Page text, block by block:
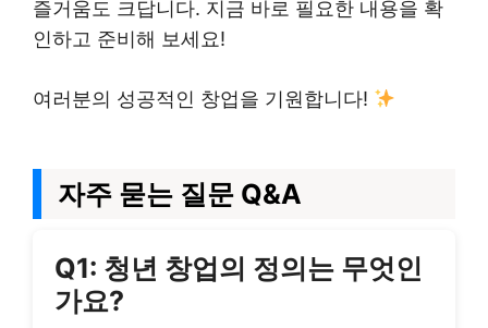
즐거움도 크답니다. 지금 바로 필요한 내용을 확
인하고 준비해 보세요!
여러분의 성공적인 창업을 기원합니다!
자주 묻는 질문 Q&A
Q1: 청년 창업의 정의는 무엇인
가요?